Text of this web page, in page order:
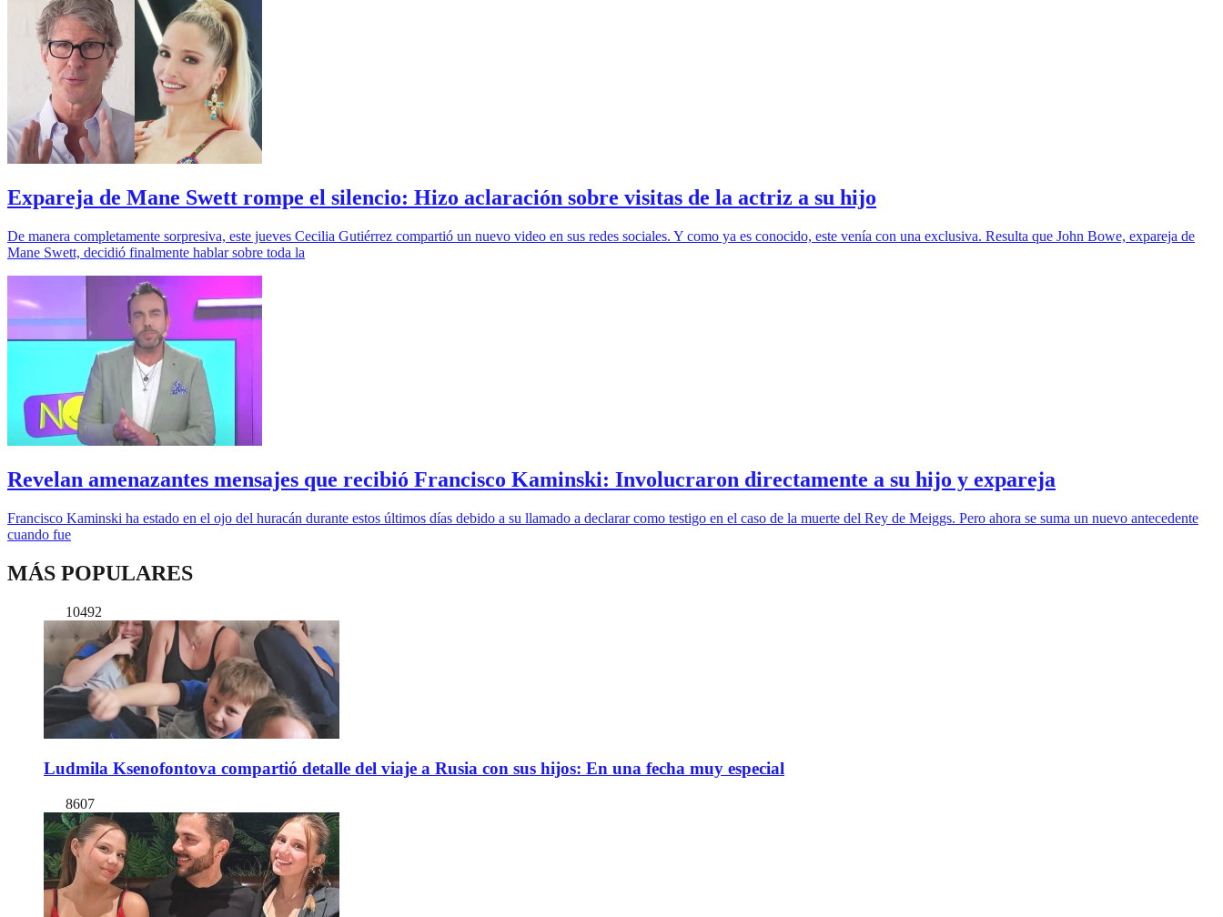
Expareja de Mane Swett rompe el silencio: Hizo aclaración sobre visitas de la actriz a su hijo
De manera completamente sorpresiva, este jueves Cecilia Gutiérrez compartió un nuevo video en sus redes sociales. Y como ya es conocido, este venía con una exclusiva. Resulta que John Bowe, expareja de
Mane Swett, decidió finalmente hablar sobre toda la
Revelan amenazantes mensajes que recibió Francisco Kaminski: Involucraron directamente a su hijo y expareja
Francisco Kaminski ha estado en el ojo del huracán durante estos últimos días debido a su llamado a declarar como testigo en el caso de la muerte del Rey de Meiggs. Pero ahora se suma un nuevo antecedente
cuando fue
MÁS POPULARES
10492
Ludmila Ksenofontova compartió detalle del viaje a Rusia con sus hijos: En una fecha muy especial
8607